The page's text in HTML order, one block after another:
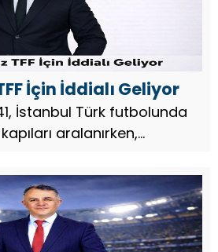
İçin İddialı Geliyor
Türk futbolunda
aralanırken,
vizyon sahibi bir ekiple